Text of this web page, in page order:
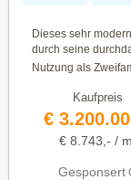
Dieses sehr
durch seine
Nutzung als
Kaufpreis
€
€ 8.743,- /
Gesponsert